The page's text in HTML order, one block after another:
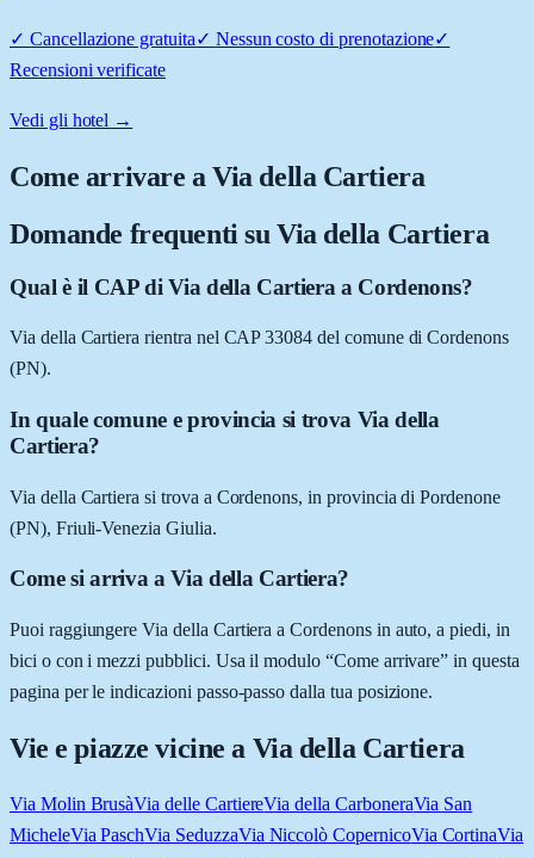
✓ Cancellazione gratuita✓ Nessun costo di prenotazione✓
Recensioni verificate
Vedi gli hotel →
Come arrivare aVia della Cartiera
Domande frequenti su Via della Cartiera
Qual è il CAP di Via della Cartiera a Cordenons?
Via della Cartiera rientra nel CAP 33084 del comune di Cordenons
(PN).
In quale comune e provincia si trova Via della
Cartiera?
Via della Cartiera si trova a Cordenons, in provincia di Pordenone
(PN), Friuli-Venezia Giulia.
Come si arriva a Via della Cartiera?
Puoi raggiungere Via della Cartiera a Cordenons in auto, a piedi, in
bici o con i mezzi pubblici. Usa il modulo “Come arrivare” in questa
pagina per le indicazioni passo-passo dalla tua posizione.
Vie e piazze vicine a Via della Cartiera
Via Molin BrusàVia delle CartiereVia della CarboneraVia San
MicheleVia PaschVia SeduzzaVia Niccolò CopernicoVia CortinaVia